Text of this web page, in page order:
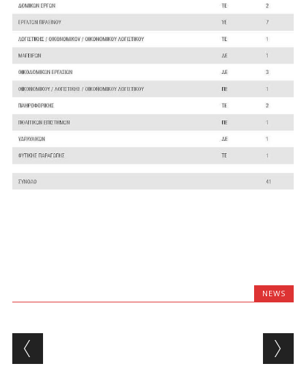
NEWS
Post navigation